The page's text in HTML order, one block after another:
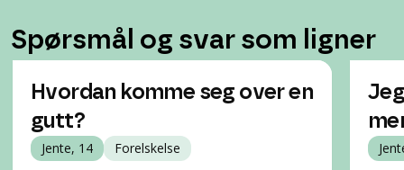
Spørsmål og svar som ligner
Hvordan komme seg over en
gutt?
Jente, 14 Forelskelse